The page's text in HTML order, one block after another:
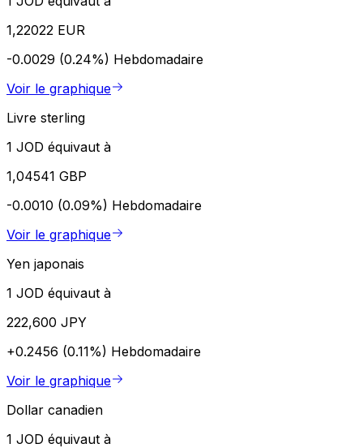
1,22022 EUR
-0.0029 (0.24%) Hebdomadaire
Voir le graphique
Livre sterling
1 JOD équivaut à
1,04541 GBP
-0.0010 (0.09%) Hebdomadaire
Voir le graphique
Yen japonais
1 JOD équivaut à
222,600 JPY
+0.2456 (0.11%) Hebdomadaire
Voir le graphique
Dollar canadien
1 JOD équivaut à